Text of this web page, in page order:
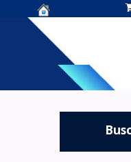
Centro de
OLADE -